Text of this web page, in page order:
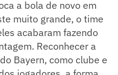
a bola de novo em
muito grande, o time
acabaram fazendo
Reconhecer a
Bayern, como clube e